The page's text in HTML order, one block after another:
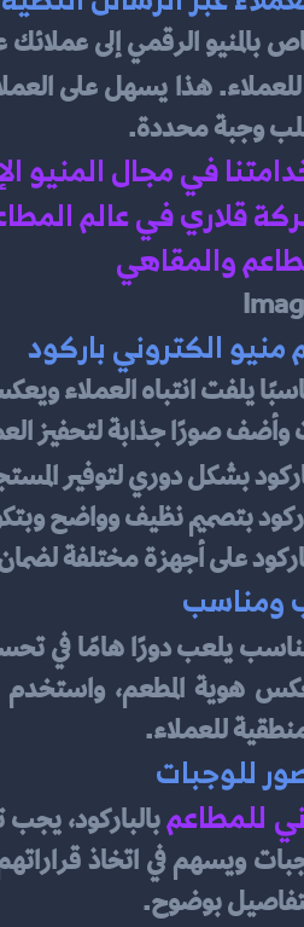
هذا يسهل على
طلب وجبة محددة.
في مجال المنيو
قلاري في عالم
والمقاهي
الكتروني باركود
يلفت انتباه العملاء
صورًا جذابة لتحفيز
بشكل دوري لتوفير
بتصميم نظيف وواضح
باركود على أجهزة
ومناسب
يلعب دورًا هامًا في
للعملاء.
للوجبات
للمطاعم
بوضوح.